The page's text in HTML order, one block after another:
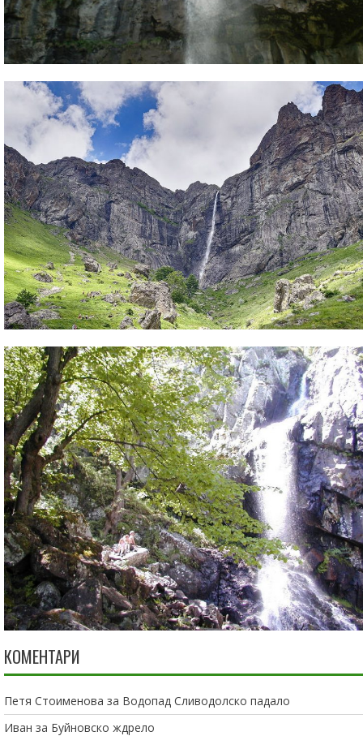
КОМЕНТАРИ
Петя Стоименова за Водопад Сливодолско падало
Иван за Буйновско ждрело